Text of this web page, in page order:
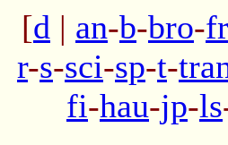
[d | an-b-bro-fr
r-s-sci-sp-t-
fi-hau-jp-ls